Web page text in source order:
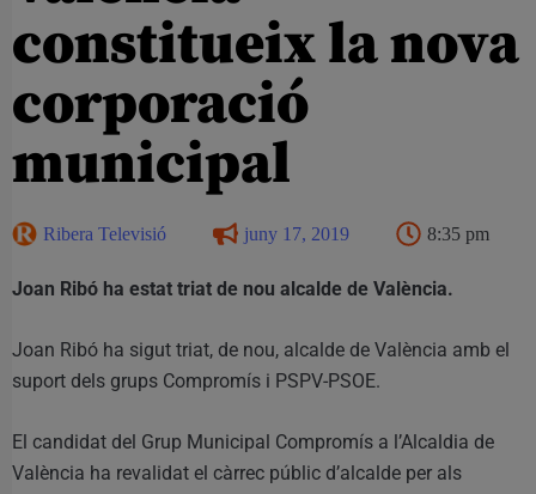
constitueix la nova
corporació
municipal
Ribera Televisió juny 17, 2019 8:35 pm
Joan Ribó ha estat triat de nou alcalde de València.
Joan Ribó ha sigut triat, de nou, alcalde de València amb el
suport dels grups Compromís i PSPV-PSOE.
El candidat del Grup Municipal Compromís a l’Alcaldia de
València ha revalidat el càrrec públic d’alcalde per als